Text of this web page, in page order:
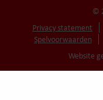
©
Privacy statement
Spelvoorwaarden
Website